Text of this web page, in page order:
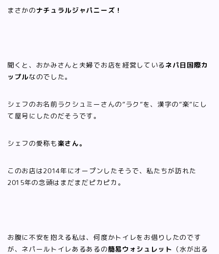
まさかのナチュラルジャパニーズ！
聞くと、おかみさんと夫婦でお店を経営しているネパ日国際カ
ップルなのでした。
シェフのお名前ラクシュミーさんの”ラク”を、漢字の”楽”にし
て屋号にしたのだそうです。
シェフの愛称も楽さん。
このお店は2014年にオープンしたそうで、私たちが訪れた
2015年の念頭はまだまだピカピカ。
お腹に不安を抱える私は、何度かトイレをお借りしたのです
が、ネパールトイレあるあるの簡易ウォシュレット （水が出る